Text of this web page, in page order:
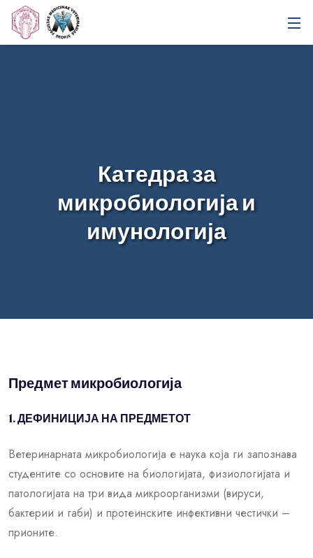
Катедра за
микробиологија и
имунологија
Предмет микробиологија
1. ДЕФИНИЦИЈА НА ПРЕДМЕТОТ
Ветеринарната микробиологија е наука која ги запознава
студентите со основите на биологијата, физиологијата и
патологијата на три вида микроорганизми (вируси,
бактерии и габи) и протеинските инфективни честички –
прионите.